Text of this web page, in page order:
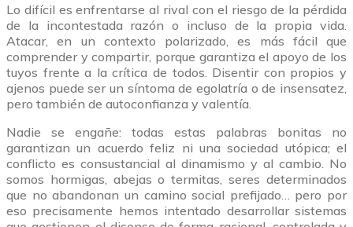
Lo difícil es enfrentarse al rival con el riesgo de la pérdida
de la incontestada razón o incluso de la propia vida.
Atacar, en un contexto polarizado, es más fácil que
comprender y compartir, porque garantiza el apoyo de los
tuyos frente a la crítica de todos. Disentir con propios y
ajenos puede ser un síntoma de egolatría o de insensatez,
pero también de autoconfianza y valentía.
Nadie se engañe: todas estas palabras bonitas no
garantizan un acuerdo feliz ni una sociedad utópica; el
conflicto es consustancial al dinamismo y al cambio. No
somos hormigas, abejas o termitas, seres determinados
que no abandonan un camino social prefijado… pero por
eso precisamente hemos intentado desarrollar sistemas